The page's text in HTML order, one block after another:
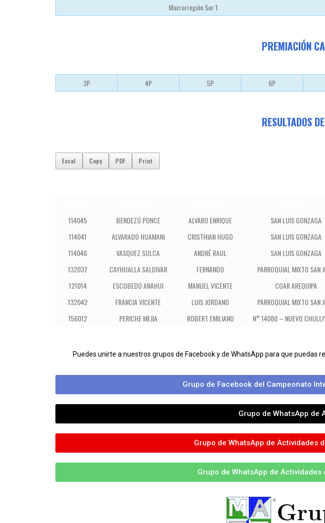
Macrorregión Sur 1
PREMIACIÓN
3P 4P 5P 6P
RESULTADOS
Excel Copy PDF Print
114045
BENDEZÚ PONCE ALVARO ENRIQUE SAN LUIS GONZAGA
114041
ALVARADO HUAMANI CRISTHIAN HUGO SAN LUIS GONZAGA
114046
VASQUEZ SULCA ANDRÉ RAUL SAN LUIS GONZAGA
132037
CAYHUALLA SALDIVAR FERNANDO PARROQUIAL MIXTO SAN
121014
ESCOBEDO ANAHUI MANUEL VICENTE COAR AREQUIPA
132042
FRANCIA VICENTE LUIS JORDANO PARROQUIAL MIXTO SAN
156012
PERICHE MEJIA ROBERT EMILIANO N° 14080 – NUEVO
Puedes unirte a nuestros grupos de Facebook y de WhatsApp para que
Grupo de Facebook del Campeonato
Grupo de WhatsApp de
Grupo de WhatsApp de Actividades
Grupo de WhatsApp de